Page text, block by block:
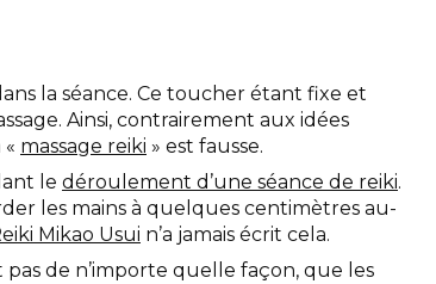
la séance. Ce toucher étant fixe et
Ainsi, contrairement aux idées
massage reiki » est fausse.
le déroulement d’une séance de reiki.
les mains à quelques centimètres au-
Mikao Usui n’a jamais écrit cela.
de n’importe quelle façon, que les